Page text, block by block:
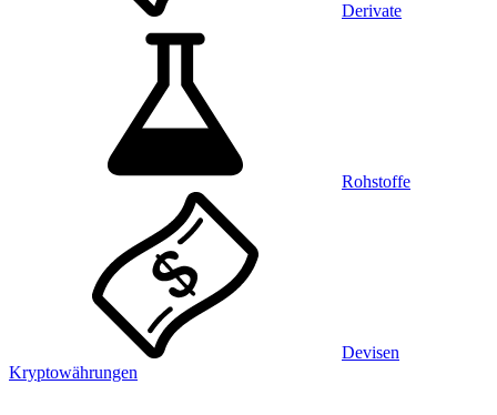
Derivate
Rohstoffe
Devisen
Kryptowährungen